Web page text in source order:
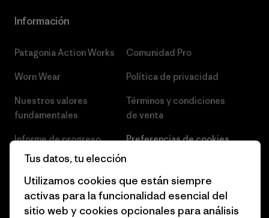
Información
Patagonia Action Works
Worn Wear
Nuestros valores
fundamentales
Informe de progreso
Business Unusual
Objetivos climáticos
1% for the Planet
Comunidad Pro
Política de privacidad
Términos y condiciones
de venta
Preferencias de cookies
Empleo
Prensa
Programa para profesionales
Tus datos, tu elección
Utilizamos cookies que están siempre
activas para la funcionalidad esencial del
sitio web y cookies opcionales para análisis